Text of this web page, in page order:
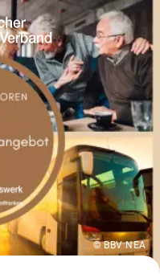
© BBV NEA